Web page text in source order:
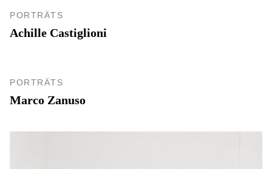
PORTRÄTS
Achille Castiglioni
PORTRÄTS
Marco Zanuso